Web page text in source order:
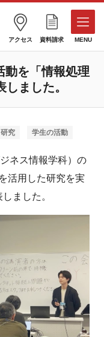
アクセス 資料請求 MENU
動を「情報処理
ました。
究 学生の活動
ネス情報学科）の
活用した研究を実
ました。